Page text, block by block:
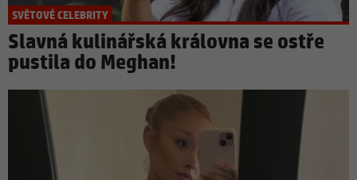
SVĚTOVÉ CELEBRITY
Slavná kulinářská královna se ostře
pustila do Meghan!